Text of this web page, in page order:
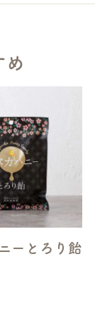
ーとろり飴